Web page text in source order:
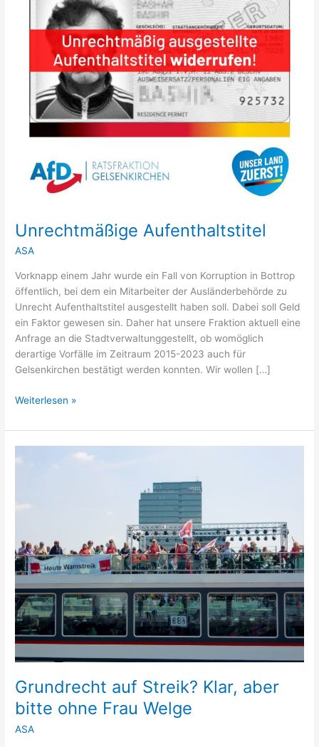
Unrechtmäßige Aufenthaltstitel
ASA
Vorknapp einem Jahr wurde ein Fall von Korruption in Bottrop
öffentlich, bei dem ein Mitarbeiter der Ausländerbehörde zu
Unrecht Aufenthaltstitel ausgestellt haben soll. Dabei soll Geld
ein Faktor gewesen sin. Daher hat unsere Fraktion aktuell eine
Anfrage an die Stadtverwaltunggestellt, ob womöglich
derartige Vorfälle im Zeitraum 2015-2023 auch für
Gelsenkirchen bestätigt werden konnten. Wir wollen […]
Weiterlesen »
Grundrecht auf Streik? Klar, aber
bitte ohne Frau Welge
ASA
ohne
Frau
Welge